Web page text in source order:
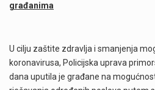
građanima
U cilju zaštite zdravlja i smanjenja
koronavirusa, Policijska uprava
dana uputila je građane na